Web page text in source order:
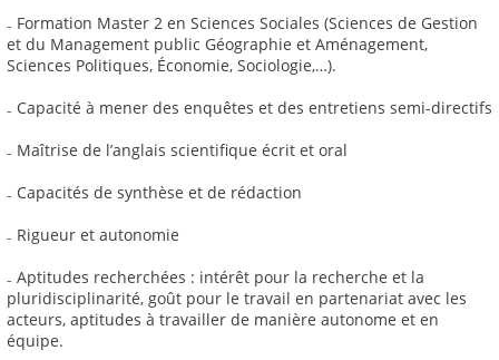
₋ Formation Master 2 en Sciences Sociales (Sciences de Gestion
et du Management public Géographie et Aménagement,
Sciences Politiques, Économie, Sociologie,…).
₋ Capacité à mener des enquêtes et des entretiens semi-directifs
₋ Maîtrise de l’anglais scientifique écrit et oral
₋ Capacités de synthèse et de rédaction
₋ Rigueur et autonomie
₋ Aptitudes recherchées : intérêt pour la recherche et la
pluridisciplinarité, goût pour le travail en partenariat avec les
acteurs, aptitudes à travailler de manière autonome et en
équipe.